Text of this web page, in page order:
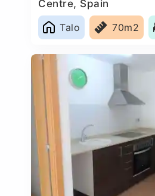
Centre, Spain
Talo
70m2